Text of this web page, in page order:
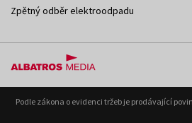
Zpětný odběr elektroodpadu
Podle zákona o evidenci tržeb je prodávající